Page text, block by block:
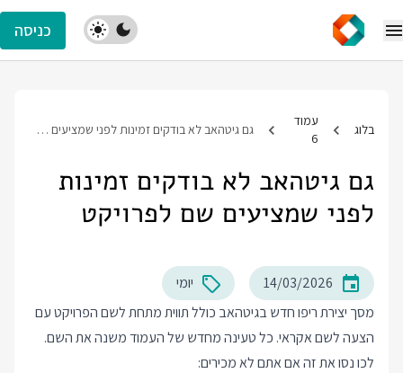
כניסה
בלוג
עמוד
6
גם גיטהאב לא בודקים זמינות לפני שמציעים שם לפרויקט
גם גיטהאב לא בודקים זמינות
לפני שמציעים שם לפרויקט
14/03/2026
יומי
מסך יצירת ריפו חדש בגיטהאב כולל תווית מתחת לשם הפרויקט עם
הצעה לשם אקראי. כל טעינה מחדש של העמוד משנה את השם.
לכו נסו את זה אם אתם לא מכירים: